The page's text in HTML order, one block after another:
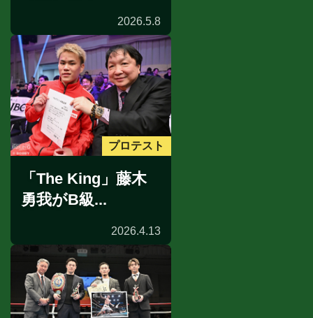
2026.5.8
プロテスト
「The King」藤木
勇我がB級...
2026.4.13